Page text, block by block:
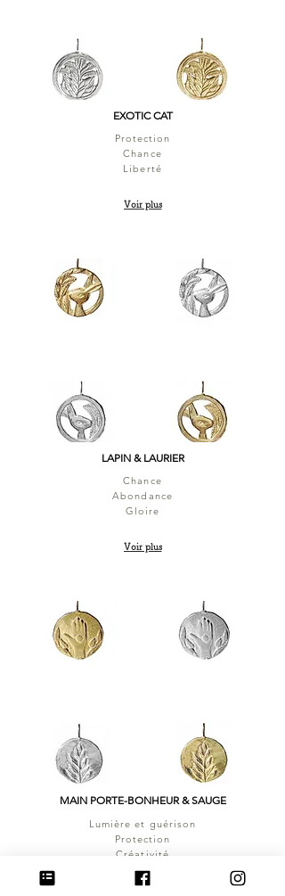
EXOTIC CAT
Protection
Chance
Liberté
Voir plus
LAPIN & LAURIER
Chance
Abondance
Gloire
Voir plus
MAIN PORTE-BONHEUR & SAUGE
Lumière et guérison
Protection
Créativité